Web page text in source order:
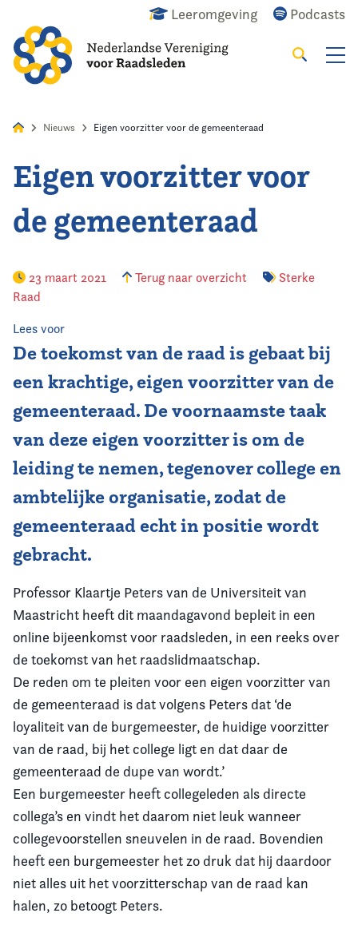
Leeromgeving Podcasts
Zoeken
Home
Agenda
Opleiding
Kennis & Informatie
Vereniging
Contact
Nieuws Eigen voorzitter voor de gemeenteraad
Eigen voorzitter voor
de gemeenteraad
23 maart 2021 Terug naar overzicht
Sterke
Raad
Lees voor
De toekomst van de raad is gebaat bij
een krachtige, eigen voorzitter van de
gemeenteraad. De voornaamste taak
van deze eigen voorzitter is om de
leiding te nemen, tegenover college en
ambtelijke organisatie, zodat de
gemeenteraad echt in positie wordt
gebracht.
Professor Klaartje Peters van de Universiteit van
Maastricht heeft dit maandagavond bepleit in een
online bijeenkomst voor raadsleden, in een reeks over
de toekomst van het raadslidmaatschap.
De reden om te pleiten voor een eigen voorzitter van
de gemeenteraad is dat volgens Peters dat ‘de
loyaliteit van de burgemeester, de huidige voorzitter
van de raad, bij het college ligt en dat daar de
gemeenteraad de dupe van wordt.’
Een burgemeester heeft collegeleden als directe
collega’s en vindt het daarom niet leuk wanneer
collegevoorstellen sneuvelen in de raad. Bovendien
heeft een burgemeester het zo druk dat hij daardoor
niet alles uit het voorzitterschap van de raad kan
halen, zo betoogt Peters.